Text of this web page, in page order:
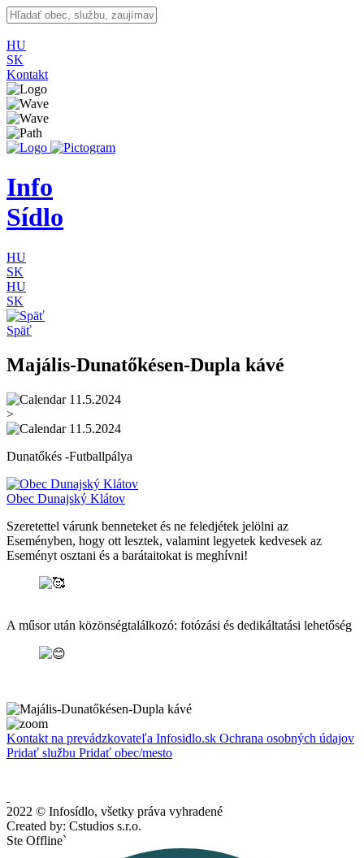
HU
SK
Kontakt
Info
Sídlo
HU
SK
HU
SK
Späť
Majális-Dunatőkésen-Dupla kávé
11.5.2024
>
11.5.2024
Dunatőkés -Futballpálya
Obec Dunajský Klátov
Szeretettel várunk benneteket és ne feledjétek jelölni az
Eseményben, hogy ott lesztek, valamint legyetek kedvesek az
Eseményt osztani és a barátaitokat is meghívni!
A műsor után közönségtalálkozó: fotózási és dedikáltatási lehetőség
Kontakt na prevádzkovateľa Infosidlo.sk Ochrana osobných údajov
Pridať službu Pridať obec/mesto
2022 © Infosídlo, všetky práva vyhradené
Created by: Cstudios s.r.o.
Ste Offline`